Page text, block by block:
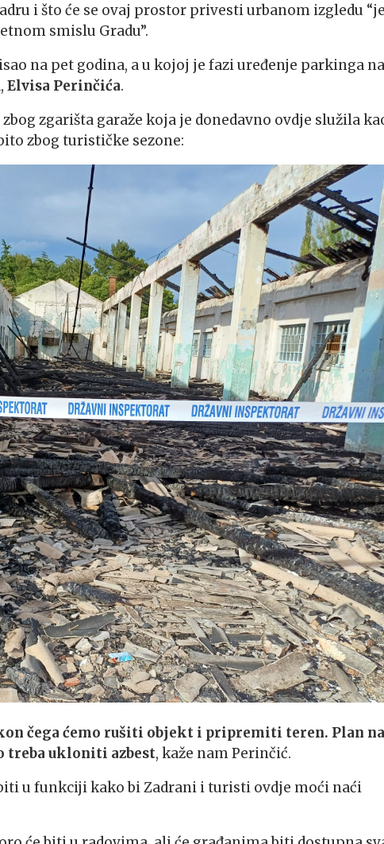
i što će se ovaj prostor privesti urbanom izgledu
smislu Gradu”.
na pet godina, a u kojoj je fazi uređenje parkinga na
Elvisa Perinčića.
zgarišta garaže koja je donedavno ovdje služila
zbog turističke sezone:
čega ćemo rušiti objekt i pripremiti teren. Plan
treba ukloniti azbest, kaže nam Perinčić.
u funkciji kako bi Zadrani i turisti ovdje moći naći